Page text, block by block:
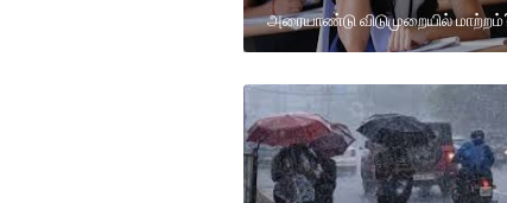
அரையாண்டு விடுமுறையில்